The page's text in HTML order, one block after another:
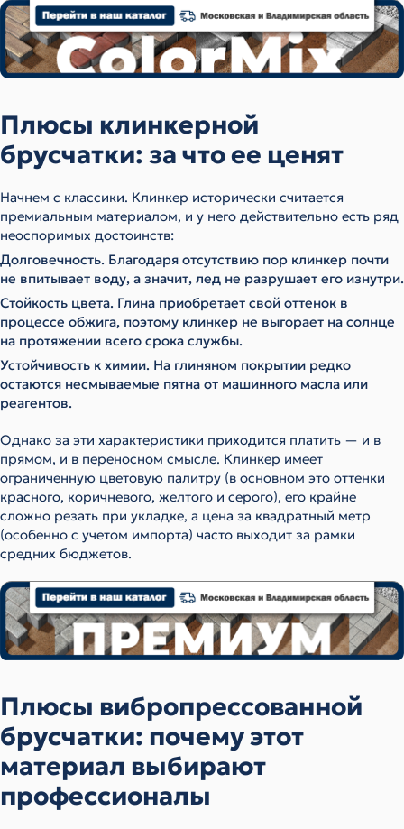
Плюсы клинкерной
брусчатки: за что ее ценят
Начнем с классики. Клинкер исторически считается
премиальным материалом, и у него действительно есть ряд
неоспоримых достоинств:
Долговечность. Благодаря отсутствию пор клинкер почти
не впитывает воду, а значит, лед не разрушает его изнутри.
Стойкость цвета. Глина приобретает свой оттенок в
процессе обжига, поэтому клинкер не выгорает на солнце
на протяжении всего срока службы.
Устойчивость к химии. На глиняном покрытии редко
остаются несмываемые пятна от машинного масла или
реагентов.
Однако за эти характеристики приходится платить — и в
прямом, и в переносном смысле. Клинкер имеет
ограниченную цветовую палитру (в основном это оттенки
красного, коричневого, желтого и серого), его крайне
сложно резать при укладке, а цена за квадратный метр
(особенно с учетом импорта) часто выходит за рамки
средних бюджетов.
Плюсы вибропрессованной
брусчатки: почему этот
материал выбирают
профессионалы